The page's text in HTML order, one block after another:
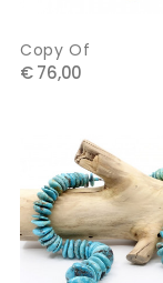
Copy Of
€ 76,00